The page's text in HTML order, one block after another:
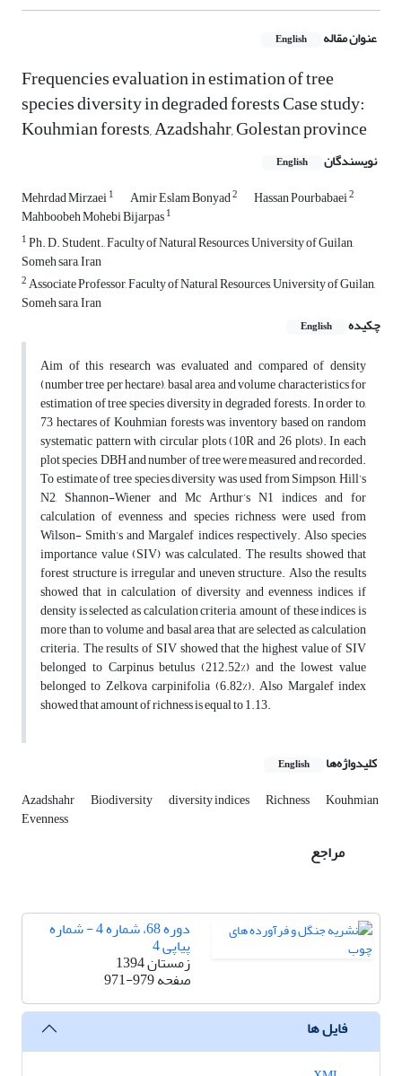
عنوان مقاله English
Frequencies evaluation in estimation of tree
species diversity in degraded forests Case study:
Kouhmian forests, Azadshahr, Golestan province
نویسندگان English
Mehrdad Mirzaei1 Amir Eslam Bonyad2 Hassan Pourbabaei2
Mahboobeh Mohebi Bijarpas1
1Ph. D. Student., Faculty of Natural Resources, University of Guilan,
Someh sara, Iran
2Associate Professor, Faculty of Natural Resources, University of Guilan,
Someh sara, Iran
چکیده
English
Aim of this research was evaluated and compared of density
(number tree per hectare), basal area and volume characteristics for
estimation of tree species diversity in degraded forests. In order to,
73 hectares of Kouhmian forests was inventory based on random
systematic pattern with circular plots (10R and 26 plots). In each
plot species, DBH and number of tree were measured and recorded.
To estimate of tree species diversity was used from Simpson, Hill’s
N2, Shannon-Wiener and Mc Arthur’s N1 indices and for
calculation of evenness and species richness were used from
Wilson- Smith’s and Margalef indices respectively. Also species
importance value (SIV) was calculated. The results showed that
forest structure is irregular and uneven structure. Also the results
showed that in calculation of diversity and evenness indices, if
density is selected as calculation criteria, amount of these indices is
more than to volume and basal area that are selected as calculation
criteria. The results of SIV showed that the highest value of SIV
belonged to Carpinus betulus (212.52%) and the lowest value
belonged to Zelkova carpinifolia (6.82%). Also Margalef index
showed that amount of richness is equal to 1.13.
کلیدواژه‌ها English
Azadshahr Biodiversity diversity indices Richness Kouhmian
Evenness
مراجع
دوره 68، شماره 4 - شماره
پیاپی 4
زمستان 1394
صفحه971-979
فایل ها